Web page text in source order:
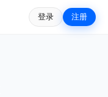
登录 注册